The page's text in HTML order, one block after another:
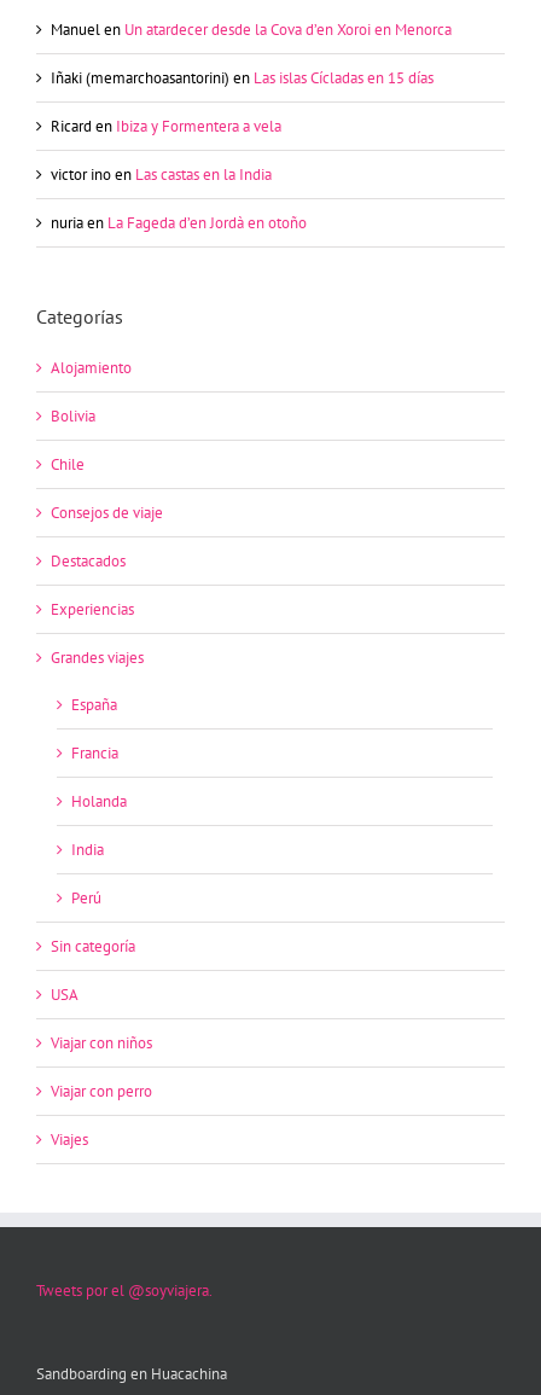
Manuelen Un atardecer desde la Cova d’en Xoroi en Menorca
Iñaki (memarchoasantorini) en Las islas Cícladas en 15 días
Ricard en Ibiza y Formentera a vela
victor inoen Las castas en la India
nuriaen La Fageda d’en Jordà en otoño
Categorías
Alojamiento
Bolivia
Chile
Consejos de viaje
Destacados
Experiencias
Grandes viajes
España
Francia
Holanda
India
Perú
Sin categoría
USA
Viajar con niños
Viajar con perro
Viajes
Tweets por el @soyviajera.
Sandboarding en Huacachina